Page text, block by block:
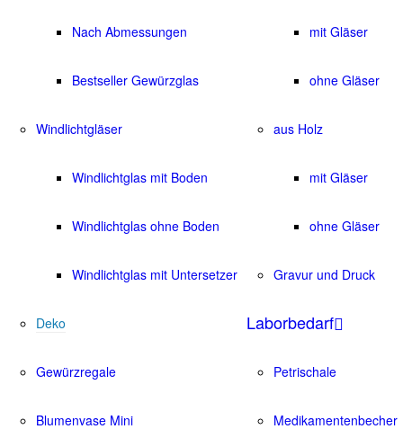
Nach Abmessungen
Bestseller Gewürzglas
Windlichtgläser
Windlichtglas mit Boden
Windlichtglas ohne Boden
Windlichtglas mit Untersetzer
Deko
Gewürzregale
Blumenvase Mini
mit Gläser
ohne Gläser
aus Holz
mit Gläser
ohne Gläser
Gravur und Druck
Laborbedarf
Petrischale
Medikamentenbecher